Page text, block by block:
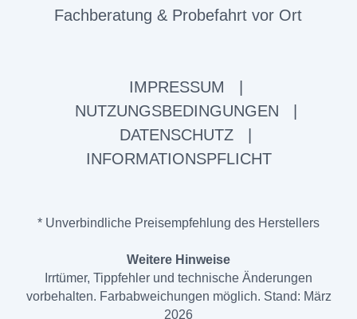
Fachberatung & Probefahrt vor Ort
IMPRESSUM
NUTZUNGSBEDINGUNGEN
DATENSCHUTZ
INFORMATIONSPFLICHT
* Unverbindliche Preisempfehlung des Herstellers
Weitere Hinweise
Irrtümer, Tippfehler und technische Änderungen
vorbehalten. Farbabweichungen möglich. Stand: März
2026